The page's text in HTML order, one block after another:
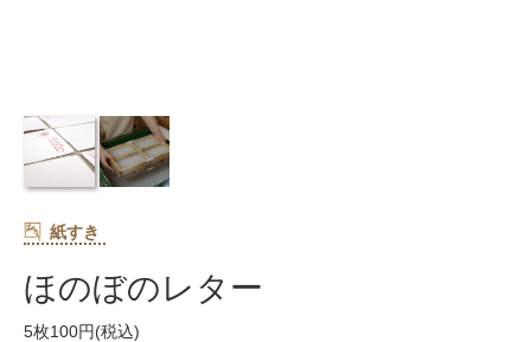
紙すき
ほのぼのレター
5枚100円(税込)